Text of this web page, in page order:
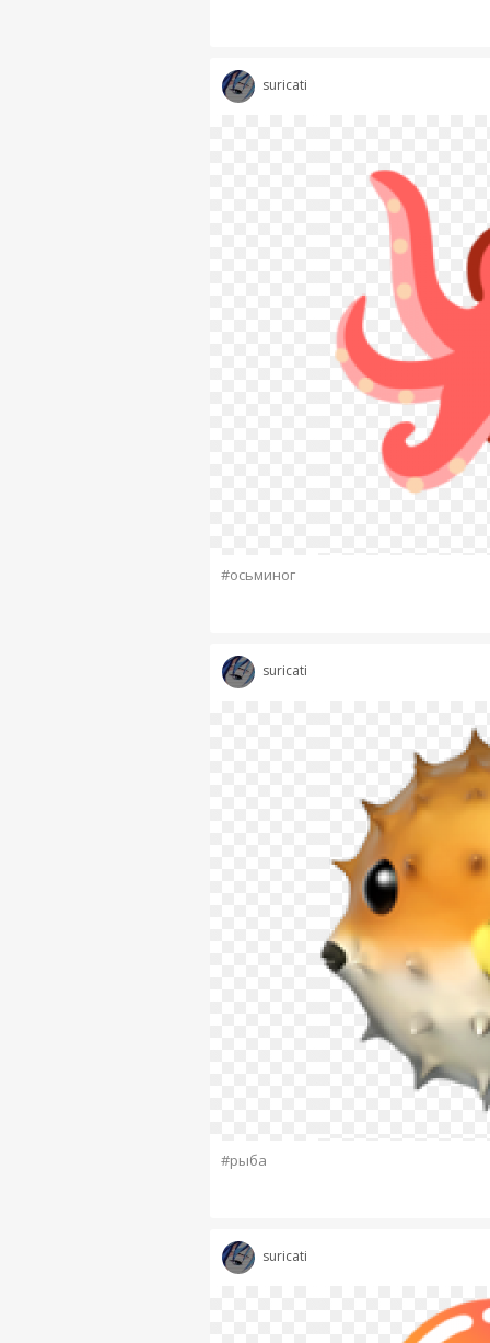
suricati
#осьминог
suricati
#рыба
suricati